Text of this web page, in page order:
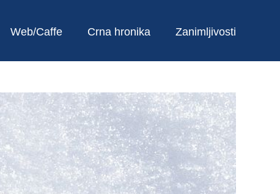
Web/Caffe Crna hronika Zanimljivosti